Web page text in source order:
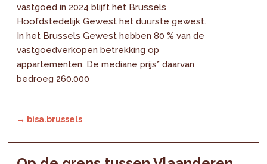
vastgoed in 2024 blijft het Brussels
Hoofdstedelijk Gewest het duurste gewest.
In het Brussels Gewest hebben 80 % van de
vastgoedverkopen betrekking op
appartementen. De mediane prijs* daarvan
bedroeg 260.000
→ bisa.brussels